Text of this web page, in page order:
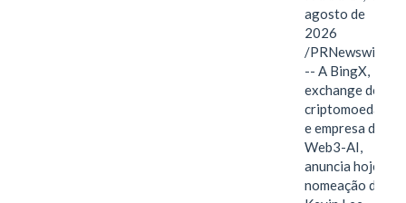
agosto de
2026
/PRNewswire/
-- A BingX,
exchange de
criptomoedas
e empresa de
Web3-AI,
anuncia hoje a
nomeação de